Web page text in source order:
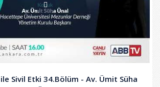
Sivil Etki 34.Bölüm - Av. Ümit Süha